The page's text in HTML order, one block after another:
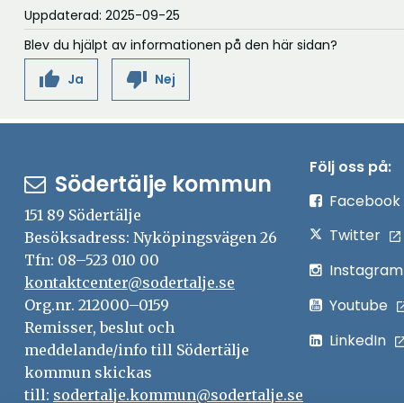
t
f
s
r
n
n
e
t
ö
s
e
Uppdaterad: 2025-09-25
Blev du hjälpt av informationen på den här sidan?
thumb_up Ja thumb_down Nej
Södertälje kommun
151 89 Södertälje
Besöksadress: Nyköpingsvägen 26
Tfn: 08–523 010 00
kontaktcenter@sodertalje.se
Org.nr. 212000–0159
Remisser, beslut och
meddelande/info till Södertälje
kommun skickas
till: sodertalje.kommun@sodertalje.se
Följ oss på:
Facebook
Twitter
Instagram
Youtube
LinkedIn